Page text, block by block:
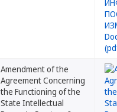
Amendment of the
Agreement Concerning
the Functioning of the
State Intellectual